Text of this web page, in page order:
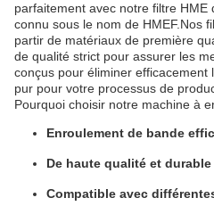
parfaitement avec notre filtre
connu sous le nom de HMEF.Nos
partir de matériaux de première
de qualité strict pour assurer les
conçus pour éliminer
pur pour votre processus de
Pourquoi choisir notre machine à
Enroulement de bande
De haute qualité et durable
Compatible avec